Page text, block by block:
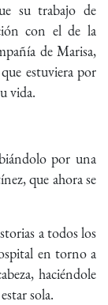
su trabajo de
con el de la
de Marisa,
estuviera por
vida.
por una
que ahora se
a todos los
en torno a
haciéndole
sola.